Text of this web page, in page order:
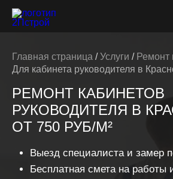
Главная страница /Услуги / Ремонт
Для кабинета руководителя в
РЕМОНТ КАБИНЕТОВ
РУКОВОДИТЕЛЯ В
ОТ 750 РУБ/М²
Выезд специалиста и замер
Бесплатная смета на работы